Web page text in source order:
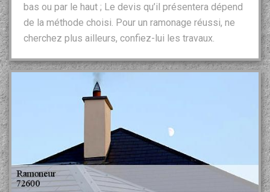
bas ou par le haut ; Le devis qu’il présentera dépend
de la méthode choisi. Pour un ramonage réussi, ne
cherchez plus ailleurs, confiez-lui les travaux.